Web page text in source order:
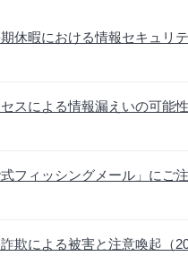
休暇における情報セキュリ
スによる情報漏えいの可能
式フィッシングメール」にご
欺による被害と注意喚起（